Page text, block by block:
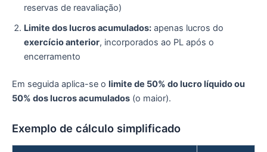
reservas de reavaliação)
Limite dos lucros acumulados: apenas lucros do
exercício anterior, incorporados ao PL após o
encerramento
Em seguida aplica-se o limite de 50% do lucro líquido ou
50% dos lucros acumulados (o maior).
Exemplo de cálculo simplificado